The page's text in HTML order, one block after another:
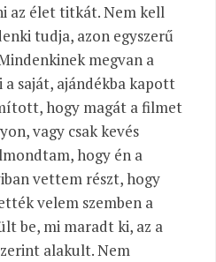
az élet titkát. Nem kell
tudja, azon egyszerű
megvan a
a saját, ajándékba kapott
hogy magát a filmet
vagy csak kevés
hogy én a
vettem részt, hogy
velem szemben a
be, mi maradt ki, az a
alakult. Nem